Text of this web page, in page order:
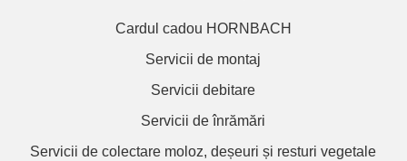
Cardul cadou HORNBACH
Servicii de montaj
Servicii debitare
Servicii de înrămări
Servicii de colectare moloz, deșeuri și resturi vegetale